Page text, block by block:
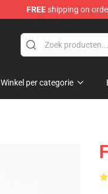
FREEshipping on
Winkel per categorie